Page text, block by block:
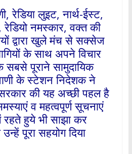
रेडिया लुइट, नार्थ-ईस्ट,
रेडियो नमस्कार, वक्त की
द्वारा खुले मंच से सक्सेज
के साथ अपने विचार
सबसे पूराने सामुदायिक
के स्टेशन निदेशक ने
की यह अच्छी पहल है
व महत्वपूर्ण सूचनाएं
रहते हुये भी साझा कर
पूरा सहयोग दिया